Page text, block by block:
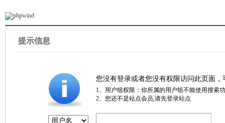
提示信息
您没有登录或者您没有权限访问此页面
1、用户组权限：你所属的用户组不能使用搜索
2、您还不是站点会员,请先登录站点